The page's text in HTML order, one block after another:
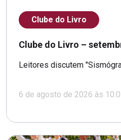
Clube do Livro
Clube do Livro –
Leitores discutem
6 de agosto de 2026 às